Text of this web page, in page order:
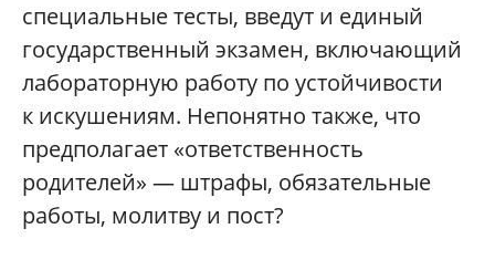
специальные тесты, введут и единый
государственный экзамен, включающий
лабораторную работу по устойчивости
к искушениям. Непонятно также, что
предполагает «ответственность
родителей» — штрафы, обязательные
работы, молитву и пост?